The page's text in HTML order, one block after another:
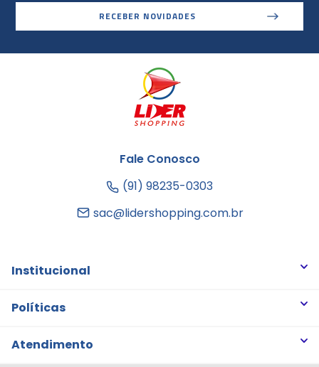
RECEBER NOVIDADES
Fale Conosco
(91) 98235-0303
sac@lidershopping.com.br
Institucional
Quem somos
Notícias
Políticas
Trocas e Devoluções
Atendimento